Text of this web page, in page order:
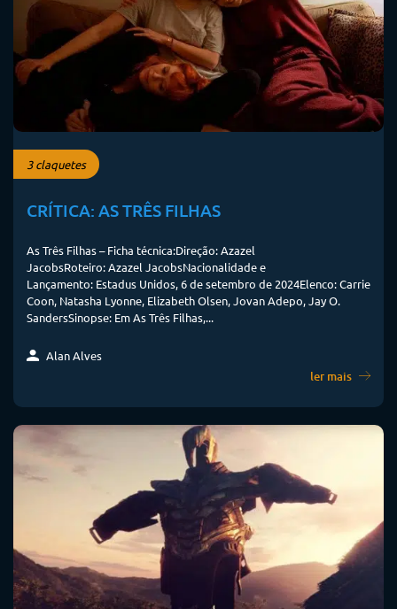
3 claquetes
CRÍTICA: AS TRÊS FILHAS
As Três Filhas – Ficha técnica:Direção: Azazel
JacobsRoteiro: Azazel JacobsNacionalidade e
Lançamento: Estadus Unidos, 6 de setembro de 2024Elenco: Carrie
Coon, Natasha Lyonne, Elizabeth Olsen, Jovan Adepo, Jay O.
SandersSinopse: Em As Três Filhas,...
Alan Alves
ler mais